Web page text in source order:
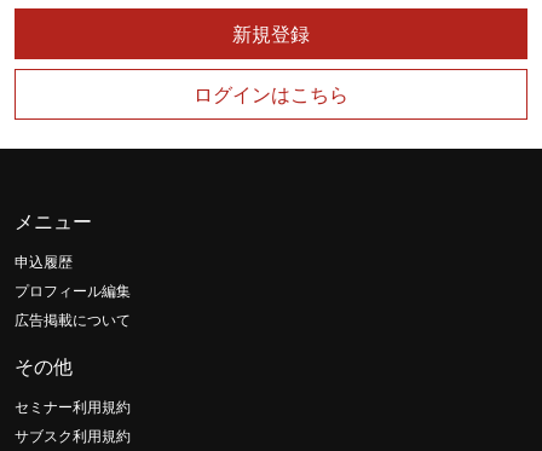
新規登録
ログインはこちら
メニュー
申込履歴
プロフィール編集
広告掲載について
その他
セミナー利用規約
サブスク利用規約